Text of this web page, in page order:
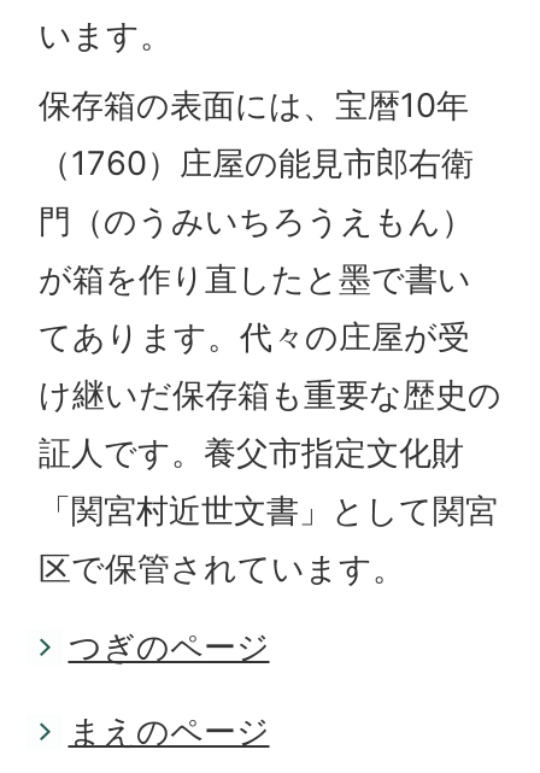
います。
保存箱の表面には、宝暦10年
（1760）庄屋の能見市郎右衛
門（のうみいちろうえもん）
が箱を作り直したと墨で書い
てあります。代々の庄屋が受
け継いだ保存箱も重要な歴史の
証人です。養父市指定文化財
「関宮村近世文書」として関宮
区で保管されています。
つぎのページ
まえのページ